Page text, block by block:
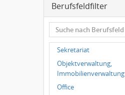
Leipzig
Dortmund
Wuppertal
Hallbergmoos
Würzburg
Grünwald
Ulm
Berufsfeldfilter
Sekretariat
Objektverwaltung,
Immobilienverwaltung
Office